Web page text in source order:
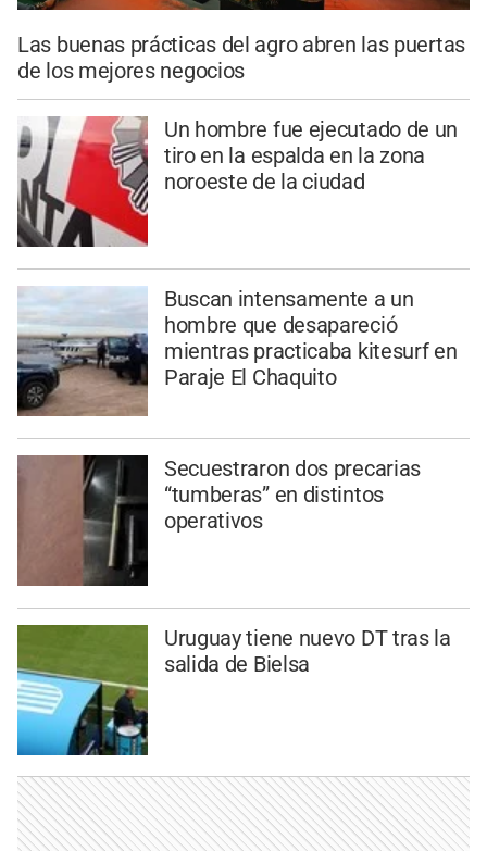
Las buenas prácticas del agro abren las puertas
de los mejores negocios
Un hombre fue ejecutado de un
tiro en la espalda en la zona
noroeste de la ciudad
Buscan intensamente a un
hombre que desapareció
mientras practicaba kitesurf en
Paraje El Chaquito
Secuestraron dos precarias
“tumberas” en distintos
operativos
Uruguay tiene nuevo DT tras la
salida de Bielsa